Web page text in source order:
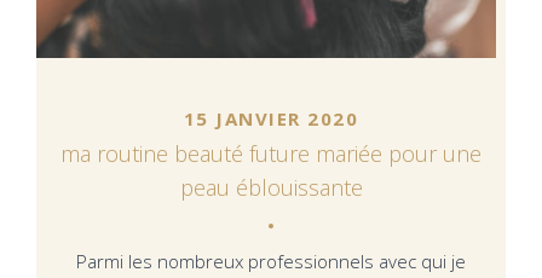
15 JANVIER 2020
ma routine beauté future mariée pour une
peau éblouissante
Parmi les nombreux professionnels avec qui je